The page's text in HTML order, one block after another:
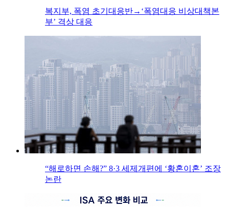
복지부, 폭염 초기대응반→‘폭염대응 비상대책본
부’ 격상 대응
“해로하면 손해?” 8·3 세제개편에 ‘황혼이혼’ 조장
논란